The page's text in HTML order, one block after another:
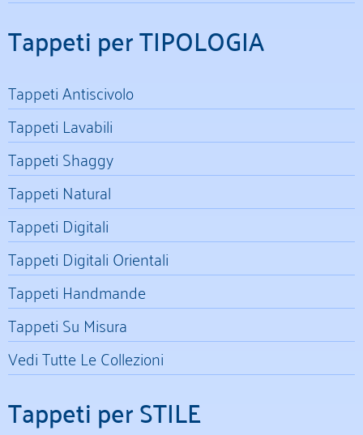
Tappeti per TIPOLOGIA
Tappeti Antiscivolo
Tappeti Lavabili
Tappeti Shaggy
Tappeti Natural
Tappeti Digitali
Tappeti Digitali Orientali
Tappeti Handmande
Tappeti Su Misura
Vedi Tutte Le Collezioni
Tappeti per STILE